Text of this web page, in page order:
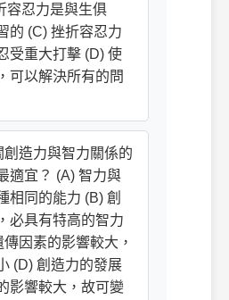
容忍力是與生俱
的 (C) 挫折容忍力
受重大打擊 (D) 使
可以解決所有的問
創造力與智力關係的
適宜？ (A) 智力與
相同的能力 (B) 創
必具有特高的智力
因素的影響較大，
(D) 創造力的發展
影響較大，故可變